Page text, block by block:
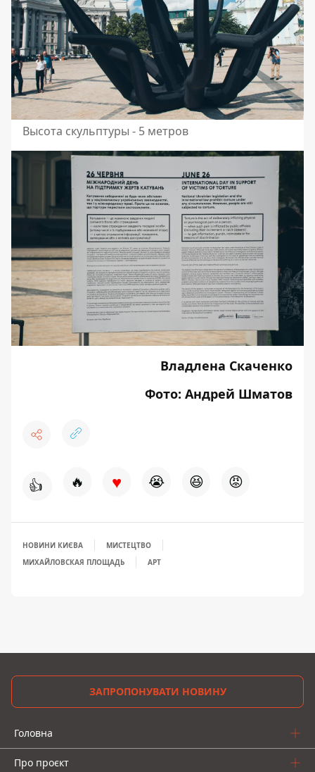
Высота скульптуры - 5 метров
Владлена Скаченко
Фото: Андрей Шматов
👍 🔥 ♥ 😭 😆 😡
НОВИНИ КИЄВА
МИСТЕЦТВО
МИХАЙЛОВСКАЯ ПЛОЩАДЬ
АРТ
ЗАПРОПОНУВАТИ НОВИНУ
Головна
Про проєкт